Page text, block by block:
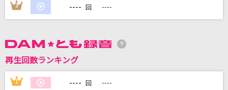
3 ---- 回 ----
再生回数ランキング
1 ---- 回 ----